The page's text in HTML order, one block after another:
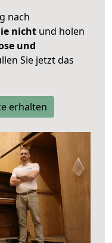
nach
nicht und holen
und
Sie jetzt das
erhalten